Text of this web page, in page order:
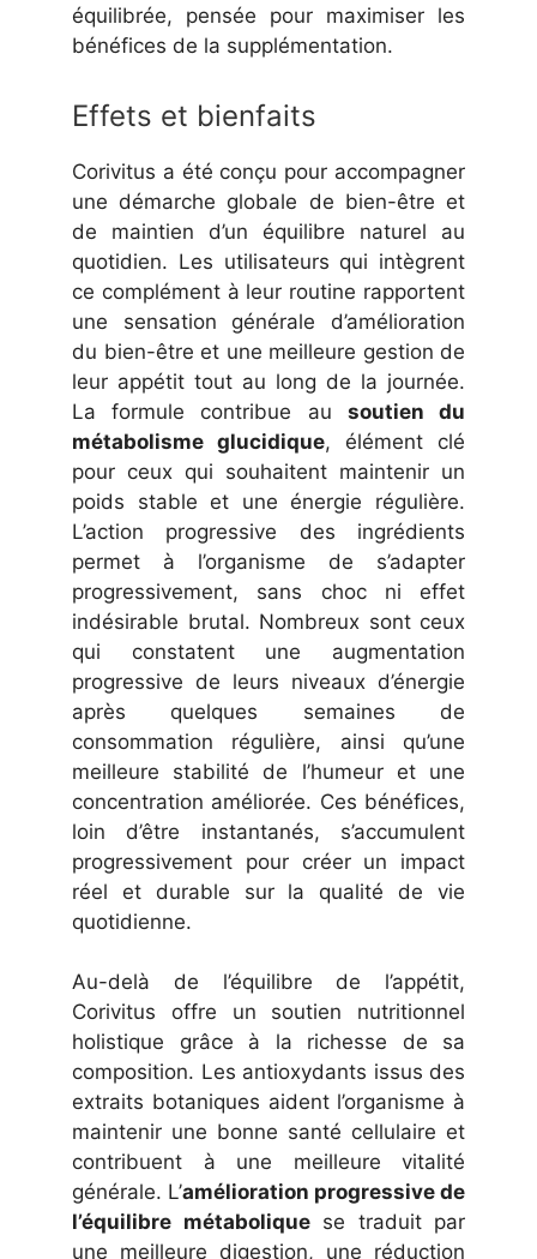
équilibrée, pensée pour maximiser les
bénéfices de la supplémentation.
Effets et bienfaits
Corivitus a été conçu pour accompagner
une démarche globale de bien-être et
de maintien d’un équilibre naturel au
quotidien. Les utilisateurs qui intègrent
ce complément à leur routine rapportent
une sensation générale d’amélioration
du bien-être et une meilleure gestion de
leur appétit tout au long de la journée.
La formule contribue au soutien du
métabolisme glucidique, élément clé
pour ceux qui souhaitent maintenir un
poids stable et une énergie régulière.
L’action progressive des ingrédients
permet à l’organisme de s’adapter
progressivement, sans choc ni effet
indésirable brutal. Nombreux sont ceux
qui constatent une augmentation
progressive de leurs niveaux d’énergie
après quelques semaines de
consommation régulière, ainsi qu’une
meilleure stabilité de l’humeur et une
concentration améliorée. Ces bénéfices,
loin d’être instantanés, s’accumulent
progressivement pour créer un impact
réel et durable sur la qualité de vie
quotidienne.
Au-delà de l’équilibre de l’appétit,
Corivitus offre un soutien nutritionnel
holistique grâce à la richesse de sa
composition. Les antioxydants issus des
extraits botaniques aident l’organisme à
maintenir une bonne santé cellulaire et
contribuent à une meilleure vitalité
générale. L’amélioration progressive de
l’équilibre métaboliquese traduit par
une meilleure digestion, une réduction